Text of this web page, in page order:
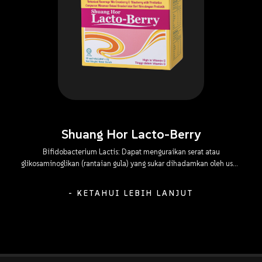
Shuang Hor Lacto-Berry
Bifidobacterium Lactis: Dapat menguraikan serat atau
glikosaminoglikan (rantaian gula) yang sukar dihadamkan oleh usus,
makanan jenis susu.
- KETAHUI LEBIH LANJUT